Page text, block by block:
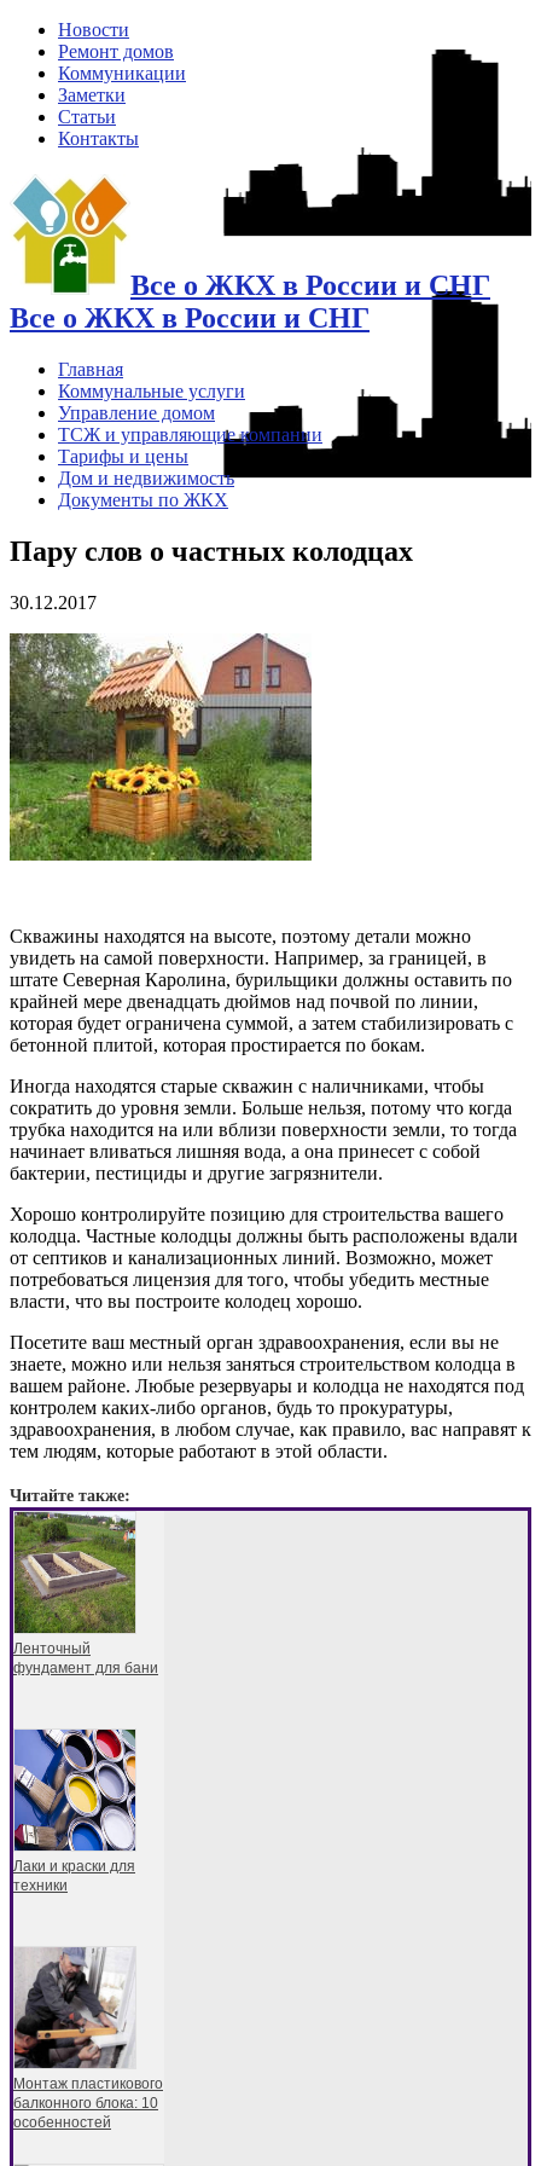
Новости
Ремонт домов
Коммуникации
Заметки
Статьи
Контакты
Все о ЖКХ в России и СНГ
Все о ЖКХ в России и СНГ
Главная
Коммунальные услуги
Управление домом
ТСЖ и управляющие компании
Тарифы и цены
Дом и недвижимость
Документы по ЖКХ
Пару слов о частных колодцах
30.12.2017
Скважины находятся на высоте, поэтому детали можно
увидеть на самой поверхности. Например, за границей, в
штате Северная Каролина, бурильщики должны оставить по
крайней мере двенадцать дюймов над почвой по линии,
которая будет ограничена суммой, а затем стабилизировать с
бетонной плитой, которая простирается по бокам.
Иногда находятся старые скважин с наличниками, чтобы
сократить до уровня земли. Больше нельзя, потому что когда
трубка находится на или вблизи поверхности земли, то тогда
начинает вливаться лишняя вода, а она принесет с собой
бактерии, пестициды и другие загрязнители.
Хорошо контролируйте позицию для строительства вашего
колодца. Частные колодцы должны быть расположены вдали
от септиков и канализационных линий. Возможно, может
потребоваться лицензия для того, чтобы убедить местные
власти, что вы построите колодец хорошо.
Посетите ваш местный орган здравоохранения, если вы не
знаете, можно или нельзя заняться строительством колодца в
вашем районе. Любые резервуары и колодца не находятся под
контролем каких-либо органов, будь то прокуратуры,
здравоохранения, в любом случае, как правило, вас направят к
тем людям, которые работают в этой области.
Читайте также:
Ленточный
фундамент для бани
Лаки и краски для
техники
Монтаж пластикового
балконного блока: 10
особенностей